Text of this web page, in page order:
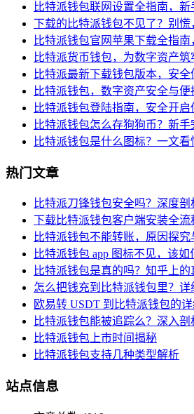
比特派钱包联网设置全指南，
下载的比特派钱包不见了？别
比特派钱包官网苹果下载全指
比特派货币钱包，为数字资产
比特派最新下载钱包版本，安
比特派钱包，数字资产安全与
比特派钱包登陆指南，安全开
比特派钱包怎么存狗狗币？新手
比特派钱包是什么图标？一文
热门文章
比特派刀锋钱包安全吗？深度
下载比特派钱包客户端安装全流
比特派钱包不能转账，原因探究
比特派钱包 app 图标不见，该如
比特派钱包是真的吗？知乎上的
怎么把钱充到比特派钱包里？详
欧易转 USDT 到比特派钱包的
比特派钱包能被追踪么？深入
比特派钱包上市时间揭秘
比特派钱包支持几种类型解析
站点信息